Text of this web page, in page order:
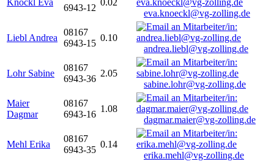
Knöckl Eva
6943-12
0.02
eva.knoeckl@vg-zolling.de
Liebl Andrea
08167
6943-15
0.10
andrea.liebl@vg-zolling.de
Lohr Sabine
08167
6943-36
2.05
sabine.lohr@vg-zolling.de
Maier
Dagmar
08167
6943-16
1.08
dagmar.maier@vg-zolling.de
Mehl Erika
08167
6943-35
0.14
erika.mehl@vg-zolling.de